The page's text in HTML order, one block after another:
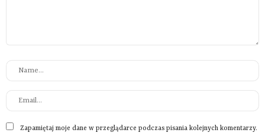
Zapamiętaj moje dane w przeglądarce podczas pisania kolejnych komentarzy.